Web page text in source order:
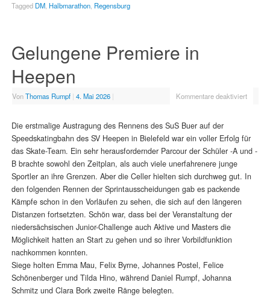
Tagged DM, Halbmarathon, Regensburg
Gelungene Premiere in
Heepen
VonThomas Rumpf | 4. Mai 2026 | Kommentare deaktiviert
Die erstmalige Austragung des Rennens des SuS Buer auf der
Speedskatingbahn des SV Heepen in Bielefeld war ein voller Erfolg für
das Skate-Team. Ein sehr herausfordernder Parcour der Schüler -A und -
B brachte sowohl den Zeitplan, als auch viele unerfahrenere junge
Sportler an ihre Grenzen. Aber die Celler hielten sich durchweg gut. In
den folgenden Rennen der Sprintausscheidungen gab es packende
Kämpfe schon in den Vorläufen zu sehen, die sich auf den längeren
Distanzen fortsetzten. Schön war, dass bei der Veranstaltung der
niedersächsischen Junior-Challenge auch Aktive und Masters die
Möglichkeit hatten an Start zu gehen und so ihrer Vorbildfunktion
nachkommen konnten.
Siege holten Emma Mau, Felix Byrne, Johannes Postel, Felice
Schönenberger und Tilda Hino, während Daniel Rumpf, Johanna
Schmitz und Clara Bork zweite Ränge belegten.